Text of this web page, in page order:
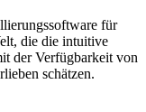
für
die die intuitive
der Verfügbarkeit von
schätzen.